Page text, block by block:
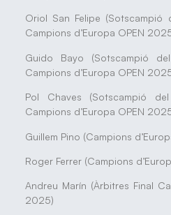
Oriol San Felipe (Sotscampió
Campions d’Europa OPEN
Guido Bayo (Sotscampió
Campions d’Europa OPEN
Pol Chaves (Sotscampió
Campions d’Europa OPEN
Guillem Pino (Campions
Roger Ferrer (Campions
Andreu Marín (Àrbitres Final
2025)